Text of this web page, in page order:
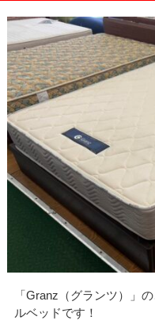
「Granz（グランツ）」
ルベッドです！